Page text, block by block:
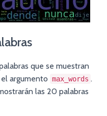
que se muestran
argumento max_words .
las 20 palabras